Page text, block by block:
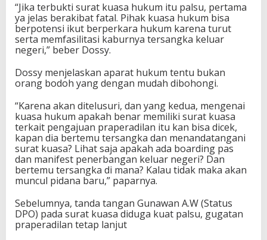
“Jika terbukti surat kuasa hukum itu palsu, pertama
ya jelas berakibat fatal. Pihak kuasa hukum bisa
berpotensi ikut berperkara hukum karena turut
serta memfasilitasi kaburnya tersangka keluar
negeri,” beber Dossy.
Dossy menjelaskan aparat hukum tentu bukan
orang bodoh yang dengan mudah dibohongi.
“Karena akan ditelusuri, dan yang kedua, mengenai
kuasa hukum apakah benar memiliki surat kuasa
terkait pengajuan praperadilan itu kan bisa dicek,
kapan dia bertemu tersangka dan menandatangani
surat kuasa? Lihat saja apakah ada boarding pas
dan manifest penerbangan keluar negeri? Dan
bertemu tersangka di mana? Kalau tidak maka akan
muncul pidana baru,” paparnya.
Sebelumnya, tanda tangan Gunawan A.W (Status
DPO) pada surat kuasa diduga kuat palsu, gugatan
praperadilan tetap lanjut